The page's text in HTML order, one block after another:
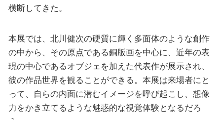
横断してきた。
本展では、北川健次の硬質に輝く多面体のような創作
の中から、その原点である銅版画を中心に、近年の表
現の中心であるオブジェを加えた代表作が展示され、
彼の作品世界を観ることができる。本展は来場者にと
って、自らの内面に潜むイメージを呼び起こし、想像
力をかき立てるような魅惑的な視覚体験となるだろ